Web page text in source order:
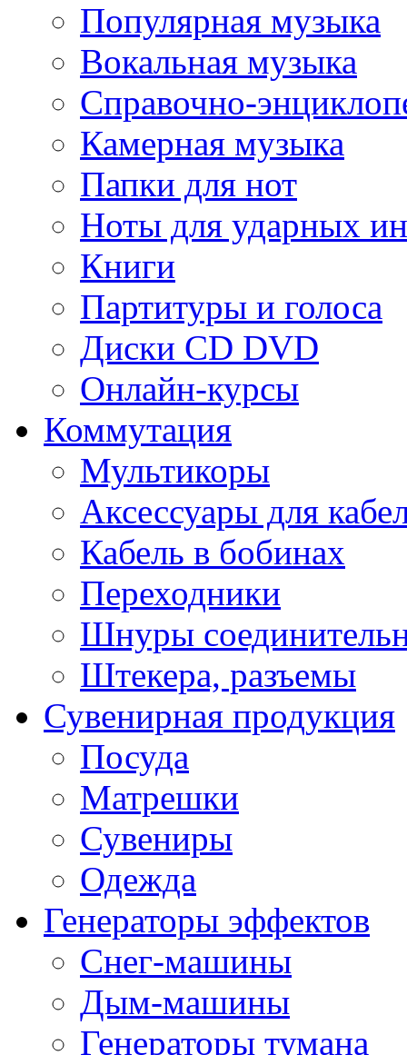
Популярная музыка
Вокальная музыка
Справочно-
Камерная музыка
Папки для нот
Ноты для ударных
Книги
Партитуры и голоса
Диски CD DVD
Онлайн-курсы
Коммутация
Мультикоры
Аксессуары для
Кабель в бобинах
Переходники
Шнуры
Штекера, разъемы
Сувенирная продукция
Посуда
Матрешки
Сувениры
Одежда
Генераторы эффектов
Снег-машины
Дым-машины
Генераторы тумана